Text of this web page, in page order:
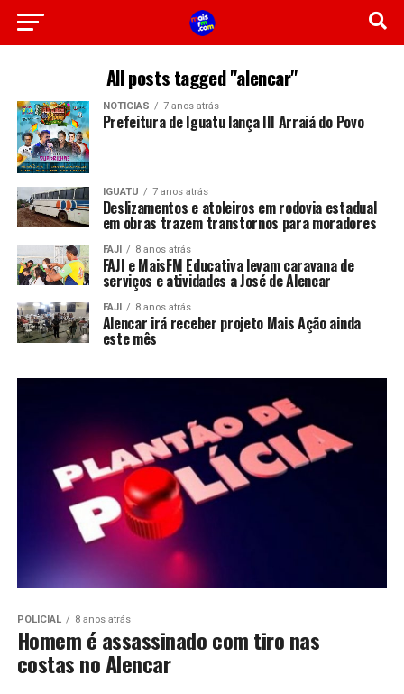
All posts tagged "alencar"
NOTICIAS 7 anos atrás
Prefeitura de Iguatu lança III Arraiá do Povo
IGUATU 7 anos atrás
Deslizamentos e atoleiros em rodovia estadual
em obras trazem transtornos para moradores
FAJI 8 anos atrás
FAJI e MaisFM Educativa levam caravana de
serviços e atividades a José de Alencar
FAJI 8 anos atrás
Alencar irá receber projeto Mais Ação ainda
este mês
POLICIAL 8 anos atrás
Homem é assassinado com tiro nas
costas no Alencar